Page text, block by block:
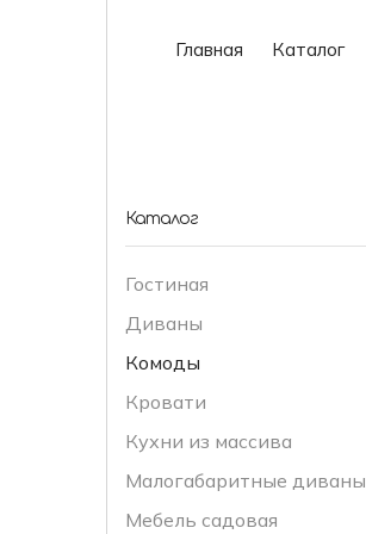
Главная Каталог
Каталог
Гостиная
Диваны
Комоды
Кровати
Кухни из массива
Малогабаритные диваны
Мебель садовая